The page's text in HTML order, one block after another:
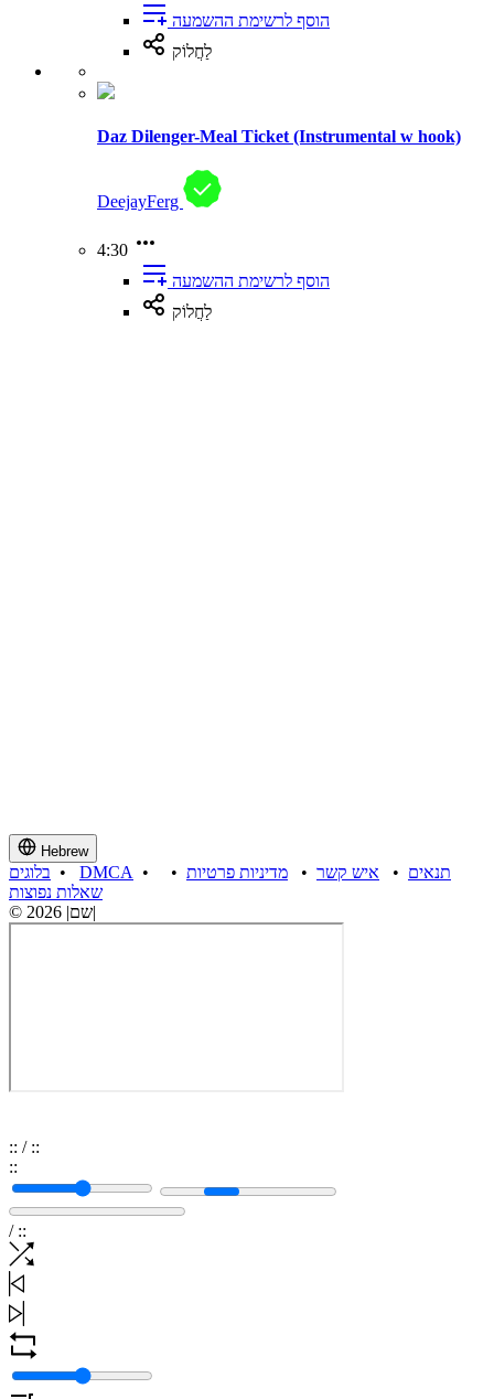
הוסף לרשימת ההשמעה
לַחֲלוֹק
Daz Dilenger-Meal Ticket (Instrumental w hook)
DeejayFerg
4:30
הוסף לרשימת ההשמעה
לַחֲלוֹק
Hebrew
בלוגים • DMCA • תנאים • איש קשר • מדיניות פרטיות •
שאלות נפוצות
© 2026 |שם|
:: / ::
::
/ ::